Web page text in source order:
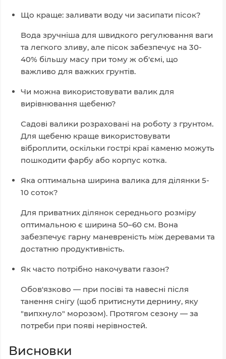
Що краще: заливати воду чи засипати пісок?
Вода зручніша для швидкого регулювання ваги
та легкого зливу, але пісок забезпечує на 30-
40% більшу масу при тому ж об'ємі, що
важливо для важких грунтів.
Чи можна використовувати валик для
вирівнювання щебеню?
Садові валики розраховані на роботу з грунтом.
Для щебеню краще використовувати
віброплити, оскільки гострі краї каменю можуть
пошкодити фарбу або корпус котка.
Яка оптимальна ширина валика для ділянки 5-
10 соток?
Для приватних ділянок середнього розміру
оптимальною є ширина 50–60 см. Вона
забезпечує гарну маневреність між деревами та
достатню продуктивність.
Як часто потрібно накочувати газон?
Обов'язково — при посіві та навесні після
танення снігу (щоб притиснути дернину, яку
"випхнуло" морозом). Протягом сезону — за
потреби при появі нерівностей.
Висновки